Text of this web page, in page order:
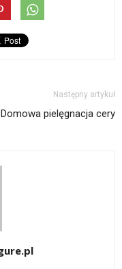
Następny artykuł
Domowa pielęgnacja cery